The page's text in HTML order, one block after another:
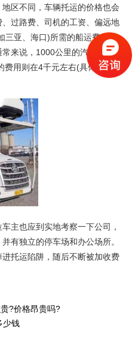
区不同，车辆托运的价格也会
过路费、司机的工资、偏远地
三亚、海口)所需的船运费用、
来说，1000公里的汽车托运费
费用则在4千元左右(具体价格以
主也应到实地考察一下公司，
有独立的停车场和办公场所。
托运陷阱，随后不断被加收费
?价格昂贵吗?
少钱